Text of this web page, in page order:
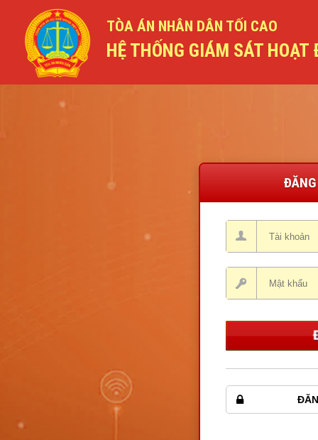
TÒA ÁN NHÂN DÂN TỐI CAO
HỆ THỐNG GIÁM SÁT HOẠT